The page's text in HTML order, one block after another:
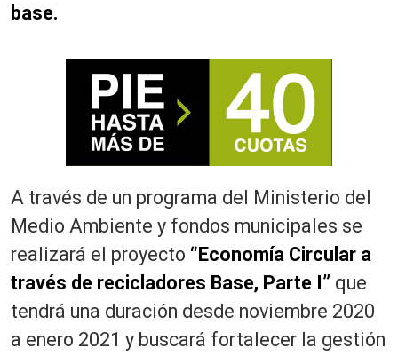
base.
A través de un programa del Ministerio del
Medio Ambiente y fondos municipales se
realizará el proyecto “Economía Circular a
través de recicladores Base, Parte I” que
tendrá una duración desde noviembre 2020
a enero 2021 y buscará fortalecer la gestión